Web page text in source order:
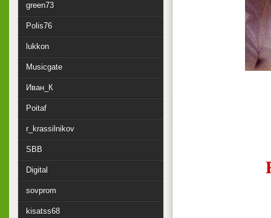
green73
Polis76
lukkon
Musicgate
Иван_К
Poitaf
r_krassilnikov
SBB
Digital
sovprom
kisatss68